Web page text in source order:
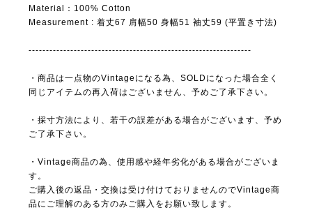
Material：100% Cotton
Measurement : 着丈67 肩幅50 身幅51 袖丈59 (平置き寸法)
----------------------------------------------------------------
・商品は一点物のVintageになる為、SOLDになった場合全く
同じアイテムの再入荷はございません、予めご了承下さい。
・採寸方法により、若干の誤差がある場合がございます、予め
ご了承下さい。
・Vintage商品の為、使用感や経年劣化がある場合がございま
す。
ご購入後の返品・交換は受け付けておりませんのでVintage商
品にご理解のある方のみご購入をお願い致します。